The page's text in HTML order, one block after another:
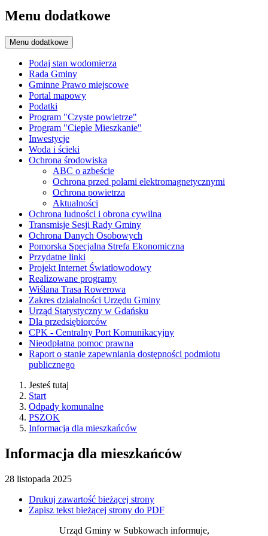
Menu dodatkowe
Menu dodatkowe
Podaj stan wodomierza
Rada Gminy
Gminne Prawo miejscowe
Portal mapowy
Podatki
Program "Czyste powietrze"
Program "Ciepłe Mieszkanie"
Inwestycje
Woda i ścieki
Ochrona środowiska
ABC o azbeście
Ochrona przed polami elektromagnetycznymi
Ochrona powietrza
Aktualności
Ochrona ludności i obrona cywilna
Transmisje Sesji Rady Gminy
Ochrona Danych Osobowych
Pomorska Specjalna Strefa Ekonomiczna
Przydatne linki
Projekt Internet Światłowodowy
Realizowane programy
Wiślana Trasa Rowerowa
Zakres działalności Urzędu Gminy
Urząd Statystyczny w Gdańsku
Dla przedsiębiorców
CPK - Centralny Port Komunikacyjny
Nieodpłatna pomoc prawna
Raport o stanie zapewniania dostępności podmiotu
publicznego
Jesteś tutaj
Start
Odpady komunalne
PSZOK
Informacja dla mieszkańców
Informacja dla mieszkańców
28 listopada 2025
Drukuj zawartość bieżącej strony
Zapisz tekst bieżącej strony do PDF
Urząd Gminy w Subkowach informuje,